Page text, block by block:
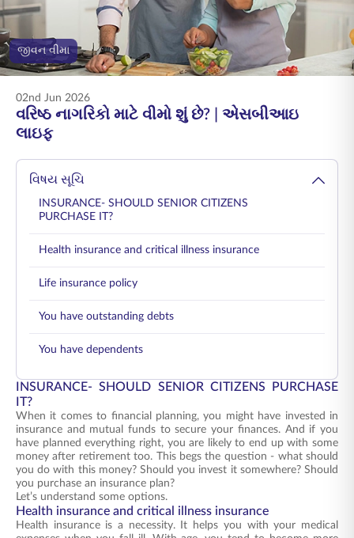
ENGLISH
ઑનલાઇન ખરીદો પ્રીમિયમ ચૂકવો
જીવન વીમા
02nd Jun 2026
વરિષ્ઠ નાગરિકો માટે વીમો શું છે? | એસબીઆઇ
લાઇફ
વિષય સૂચિ
INSURANCE- SHOULD SENIOR CITIZENS
PURCHASE IT?
Health insurance and critical illness insurance
Life insurance policy
You have outstanding debts
You have dependents
INSURANCE- SHOULD SENIOR CITIZENS PURCHASE
IT?
When it comes to financial planning, you might have invested in
insurance and mutual funds to secure your finances. And if you
have planned everything right, you are likely to end up with some
money after retirement too. This begs the question - what should
you do with this money? Should you invest it somewhere? Should
you purchase an insurance plan?
Let’s understand some options.
Health insurance and critical illness insurance
Health insurance is a necessity. It helps you with your medical